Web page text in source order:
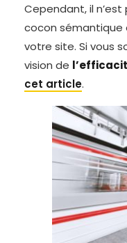
Cependant, il
cocon sémantique
votre site. Si vous
vision de
cet article.